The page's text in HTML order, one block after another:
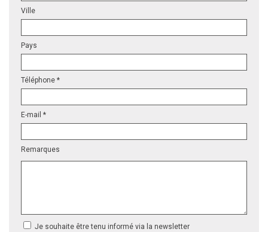
Ville
Pays
Téléphone *
E-mail *
Remarques
Je souhaite être tenu informé via la newsletter